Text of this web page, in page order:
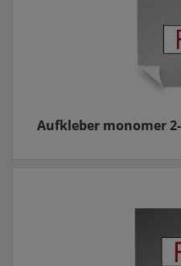
Aufkleber monomer